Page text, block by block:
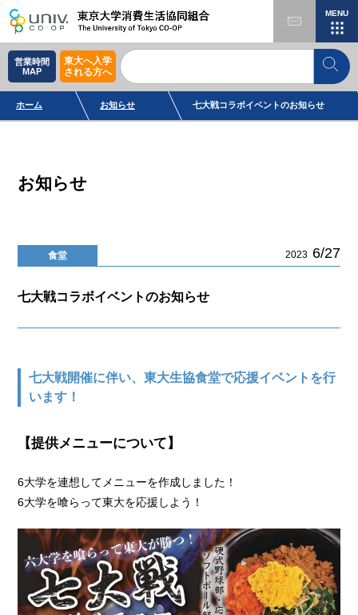
MENU
営業時間
MAP
東大へ入学
される方へ
ホーム お知らせ 七大戦コラボイベントのお知らせ
お知らせ
食堂 2023 6/27
七大戦コラボイベントのお知らせ
七大戦開催に伴い、東大生協食堂で応援イベントを行
います！
【提供メニューについて】
6大学を連想してメニューを作成しました！
6大学を喰らって東大を応援しよう！